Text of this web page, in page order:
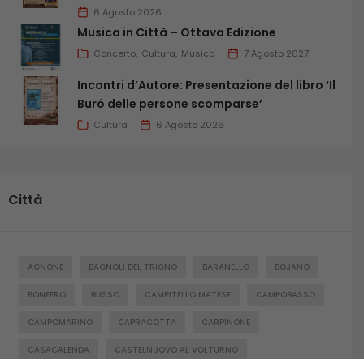
6 Agosto 2026
Musica in Città – Ottava Edizione
Concerto Cultura Musica 7 Agosto 2027
Incontri d’Autore: Presentazione del libro ‘Il
Buró delle persone scomparse’
Cultura 6 Agosto 2026
Città
AGNONE BAGNOLI DEL TRIGNO BARANELLO BOJANO
BONEFRO BUSSO CAMPITELLO MATESE CAMPOBASSO
CAMPOMARINO CAPRACOTTA CARPINONE
CASACALENDA CASTELNUOVO AL VOLTURNO